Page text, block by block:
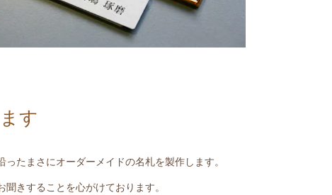
す
たまさにオーダーメイドの名札を製作します。
きすることを心がけております。